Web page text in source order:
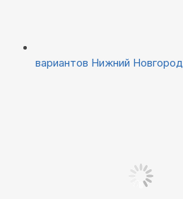
вариантов Нижний Новгород